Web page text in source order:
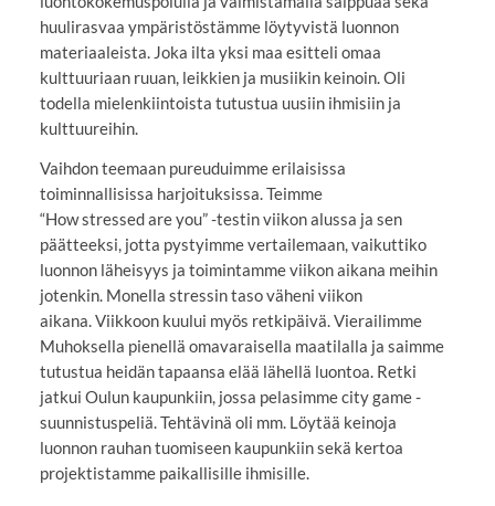
huulirasvaa ympäristöstämme löytyvistä luonnon
materiaaleista. Joka ilta yksi maa esitteli omaa
kulttuuriaan ruuan, leikkien ja musiikin keinoin. Oli
todella mielenkiintoista tutustua uusiin ihmisiin ja
kulttuureihin.
Vaihdon teemaan pureuduimme erilaisissa
toiminnallisissa harjoituksissa. Teimme
“How stressed are you” -testin viikon alussa ja sen
päätteeksi, jotta pystyimme vertailemaan, vaikuttiko
luonnon läheisyys ja toimintamme viikon aikana meihin
jotenkin. Monella stressin taso väheni viikon
aikana. Viikkoon kuului myös retkipäivä. Vierailimme
Muhoksella pienellä omavaraisella maatilalla ja saimme
tutustua heidän tapaansa elää lähellä luontoa. Retki
jatkui Oulun kaupunkiin, jossa pelasimme city game -
suunnistuspeliä. Tehtävinä oli mm. Löytää keinoja
luonnon rauhan tuomiseen kaupunkiin sekä kertoa
projektistamme paikallisille ihmisille.